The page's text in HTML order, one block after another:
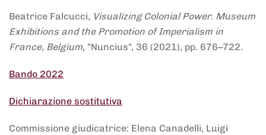
Beatrice Falcucci, Visualizing Colonial Power. Museum
Exhibitions and the Promotion of Imperialism in
France, Belgium, "Nuncius", 36 (2021), pp. 676–722.
Bando 2022
Dichiarazione sostitutiva
Commissione giudicatrice: Elena Canadelli, Luigi